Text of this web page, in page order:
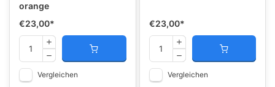
orange
€23,00*
Vergleichen
€23,00*
Vergleichen